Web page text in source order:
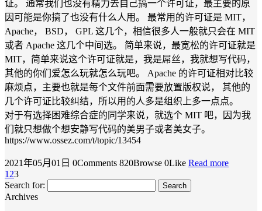
证。 通常我们也没有精力去自己搞一个许可证，最主要的原
因可能是你搞了也没有什么人用。 最常用的许可证是 MIT，
Apache， BSD， GPL 这几个，相信很多人一般就只会在 MIT
或者 Apache 这几个中间选。 简单来说，最宽松的许可证就是
MIT，简单来说这个许可证就是，我是屌丝，我就想写代码，
其他的你们爱怎么玩就怎么玩吧。 Apache 的许可证相对比较
麻烦点，主要也就是每个文件前面需要放置版权说， 其他的
几个许可证比较纠结，所以用的人多是组织上多一点点。
对于有选择困难综合症的同学来说，就选个 MIT 吧，因为我
们就只想做个想安静写代码的美男子或者美女子。
https://www.ossez.com/t/topic/13454
2021年05月01日 0Comments 820Browse 0Like Read more
1 23
Search for:
Archives